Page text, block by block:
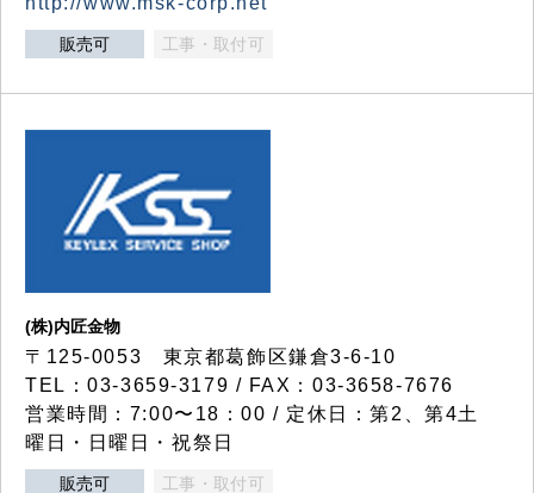
販売可 工事・取付可
(株)内匠金物
〒125-0053 東京都葛飾区鎌倉3-6-10
TEL：03-3659-3179 / FAX：03-3658-7676
営業時間：7:00〜18：00 / 定休日：第2、第4土
曜日・日曜日・祝祭日
販売可 工事・取付可